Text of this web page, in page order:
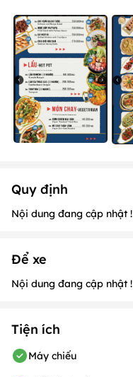
Quy định
Nội dung đang cập nhật !
Để xe
Nội dung đang cập nhật !
Tiện ích
Máy chiếu